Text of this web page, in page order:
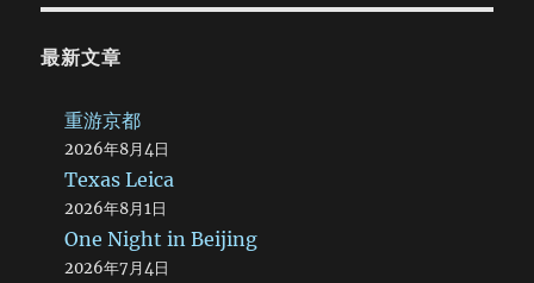
最新文章
重游京都
2026年8月4日
Texas Leica
2026年8月1日
One Night in Beijing
2026年7月4日